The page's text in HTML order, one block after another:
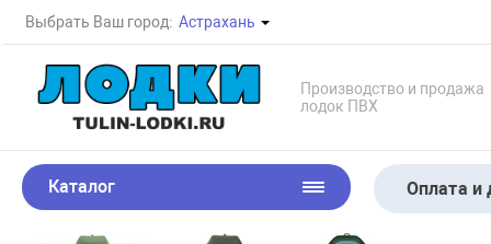
Выбрать Ваш город: Астрахань
Производство и продажа
лодок ПВХ
Каталог Оплата и